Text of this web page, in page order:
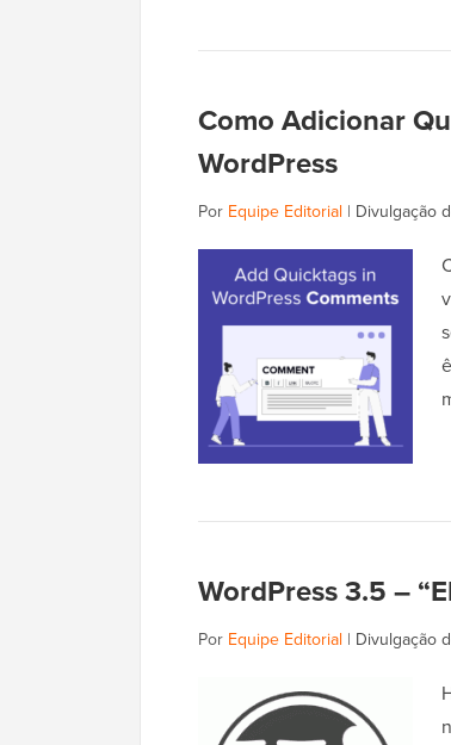
Como Adicionar
WordPress
Por Equipe Editorial | Divulgação
WordPress 3.5 –
Por Equipe Editorial | Divulgação